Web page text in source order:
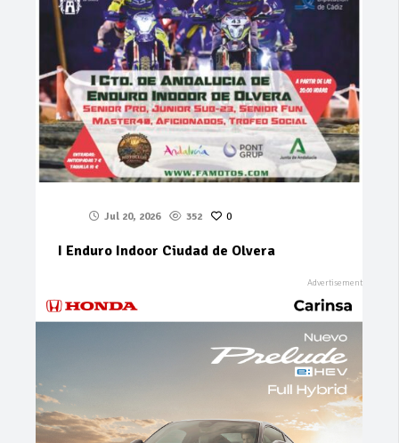
Jul 20, 2026 352 0
I Enduro Indoor Ciudad de Olvera